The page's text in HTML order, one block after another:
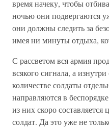
время начеку, чтобы
ночью они подвергаются
они должны следить за
имея ни минуты отдыха,
С рассветом вся армия
всякого сигнала, а
количестве солдаты
направляются в
из них скоро
солдат. Да это уже не